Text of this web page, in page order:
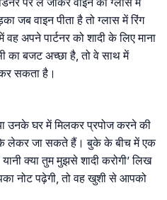
जब वाइन पीता है तो ग्लास में रिंग
अपने पार्टनर को शादी के लिए माना
का बजट अच्छा है, तो वे साथ में
सकता है।
उनके घर में मिलकर प्रपोज करने की
लेकर जा सकते हैं। बुके के बीच में एक
क्या तुम मुझसे शादी करोगी’ लिख
नोट पढ़ेगी, तो वह खुशी से आपको